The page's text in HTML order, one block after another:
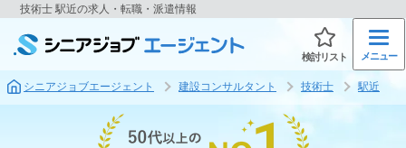
技術士 駅近の求人・転職・派遣情報
検討リスト メニュー
シニアジョブエージェント 建設コンサルタント 技術士 駅近